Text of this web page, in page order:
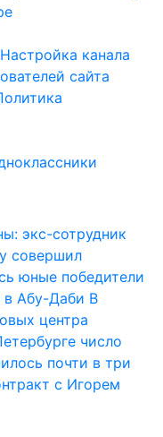
Настройка канала
сайта
экс-сотрудник
совершил
юные победители
Абу-Даби В
центра
число
почти в три
с Игорем